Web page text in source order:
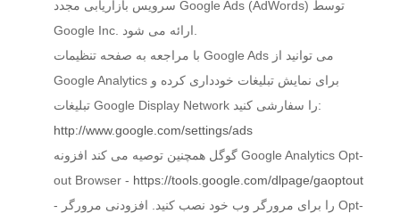
سرویس بازاریابی مجدد Google Ads (AdWords) توسط
با مراجعه به صفحه تنظیمات Google Ads می توانید از
Google Analytics برای نمایش تبلیغات خودداری کرده و
تبلیغات Google Display Network را سفارشی کنید:
http://www.google.com/settings/ads
گوگل همچنین توصیه می کند افزونه Google Analytics Opt-
out Browser - https://tools.google.com/dlpage/gaoptout
- را برای مرورگر وب خود نصب کنید. افزودنی مرورگر Opt-